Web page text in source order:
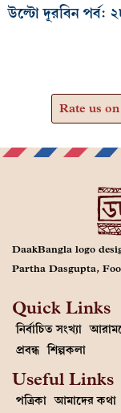
উল্টো দূরবিন পর্ব:
Rate us
DaakBangla logo
Partha Dasgupta,
Quick Links
নির্বাচিত সংখ্যা
প্রবন্ধ শিল্পকলা
Useful Links
পত্রিকা আমাদের কথা